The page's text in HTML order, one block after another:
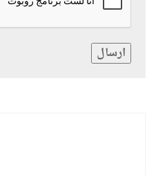
ارسال